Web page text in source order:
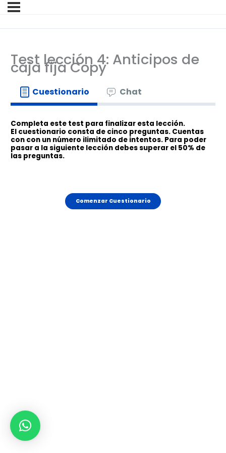
Test lección 4: Anticipos de
caja fija Copy
Cuestionario Chat
Completa este test para finalizar esta lección.
El cuestionario consta de cinco preguntas. Cuentas
con con unnúmero ilimitado de intentos. Para poder
pasar a la siguiente lección debes superar el 50% de
las preguntas.